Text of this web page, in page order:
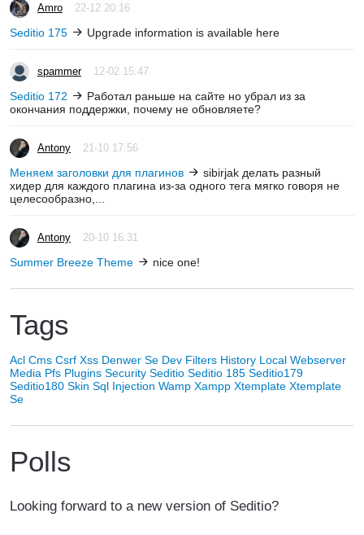
Amro 22-12 20:16
Seditio 175 Upgrade information is available here
spammer 12-02 15:47
Seditio 172
Работал раньше на сайте но убрал из за
окончания поддержки, почему не обновляете?
Antony 21-10 17:56
Меняем заголовки для плагинов
sibirjak делать разный
хидер для каждого плагина из-за одного тега мягко говоря не
целесообразно,...
Antony 20-10 16:31
Summer Breeze Theme nice one!
Tags
Acl Cms Csrf Xss Denwer Se Dev Filters History Local Webserver
Media Pfs Plugins Security Seditio Seditio 185 Seditio179
Seditio180 Skin Sql Injection Wamp Xampp Xtemplate Xtemplate
Se
Polls
Looking forward to a new version of Seditio?